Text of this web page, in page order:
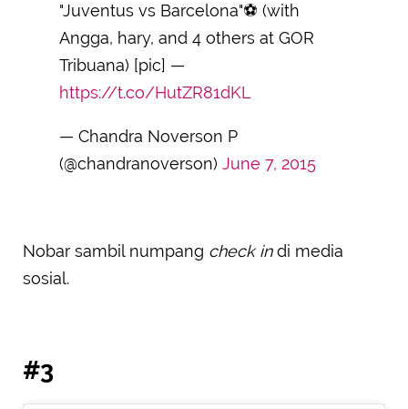
"Juventus vs Barcelona"⚽️ (with
Angga, hary, and 4 others at GOR
Tribuana) [pic] —
https://t.co/HutZR81dKL
— Chandra Noverson P
(@chandranoverson) June 7, 2015
Nobar sambil numpang check indi media
sosial.
#3